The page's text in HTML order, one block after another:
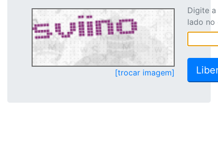
[trocar imagem]
Digite
lado no